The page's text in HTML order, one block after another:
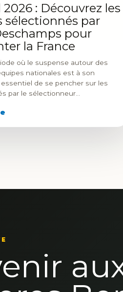
: Découvrez les
sélectionnés par
pour
la France
où le suspense autour des
nationales est à son
de se pencher sur les
par le sélectionneur…